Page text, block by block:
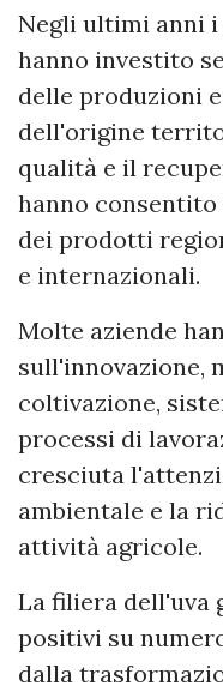
Negli ultimi anni
hanno investito
delle produzioni
dell'origine
qualità e il
hanno
dei prodotti
e internazionali.
Molte aziende
sull'innovazione,
coltivazione,
processi di
cresciuta
ambientale e la
attività agricole.
La filiera dell'uva
positivi su
dalla